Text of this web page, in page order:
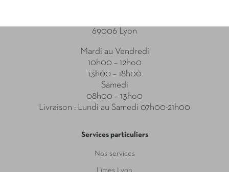
69006 Lyon
Mardi au Vendredi
10h00 – 12ho0
13h00 – 18h00
Samedi
08h00 – 13ho0
Livraison : Lundi au Samedi 07h00-21h00
Services particuliers
Nos services
Limes Lyon